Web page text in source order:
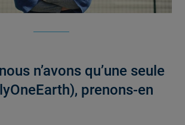
n’avons qu’une seule
prenons-en